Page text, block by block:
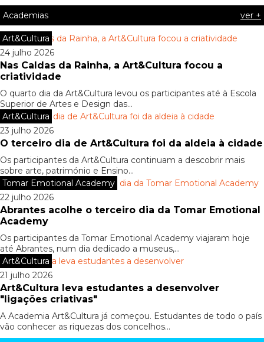
Academias
ver +
Art&Cultura
24 julho 2026
Nas Caldas da Rainha, a Art&Cultura focou a
criatividade
O quarto dia da Art&Cultura levou os participantes até à Escola
Superior de Artes e Design das...
Art&Cultura
23 julho 2026
O terceiro dia de Art&Cultura foi da aldeia à cidade
Os participantes da Art&Cultura continuam a descobrir mais
sobre arte, património e Ensino...
Tomar Emotional Academy
22 julho 2026
Abrantes acolhe o terceiro dia da Tomar Emotional
Academy
Os participantes da Tomar Emotional Academy viajaram hoje
até Abrantes, num dia dedicado a museus,...
Art&Cultura
21 julho 2026
Art&Cultura leva estudantes a desenvolver
"ligações criativas"
A Academia Art&Cultura já começou. Estudantes de todo o país
vão conhecer as riquezas dos concelhos...